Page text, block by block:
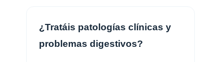
¿Tratáis patologías clínicas y
problemas digestivos?